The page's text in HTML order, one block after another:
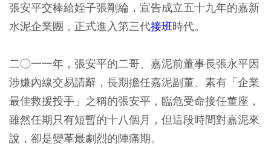
張安平交棒給姪子張剛綸，宣告成立五十九年的嘉新
水泥企業團，正式進入第三代接班時代。
二○一一年，張安平的二哥、嘉泥前董事長張永平因
涉嫌內線交易請辭，長期擔任嘉泥副董、素有「企業
最佳救援投手」之稱的張安平，臨危受命接任董座，
雖然任期只有短暫的十八個月，但這段時間對嘉泥來
說，卻是變革最劇烈的陣痛期。